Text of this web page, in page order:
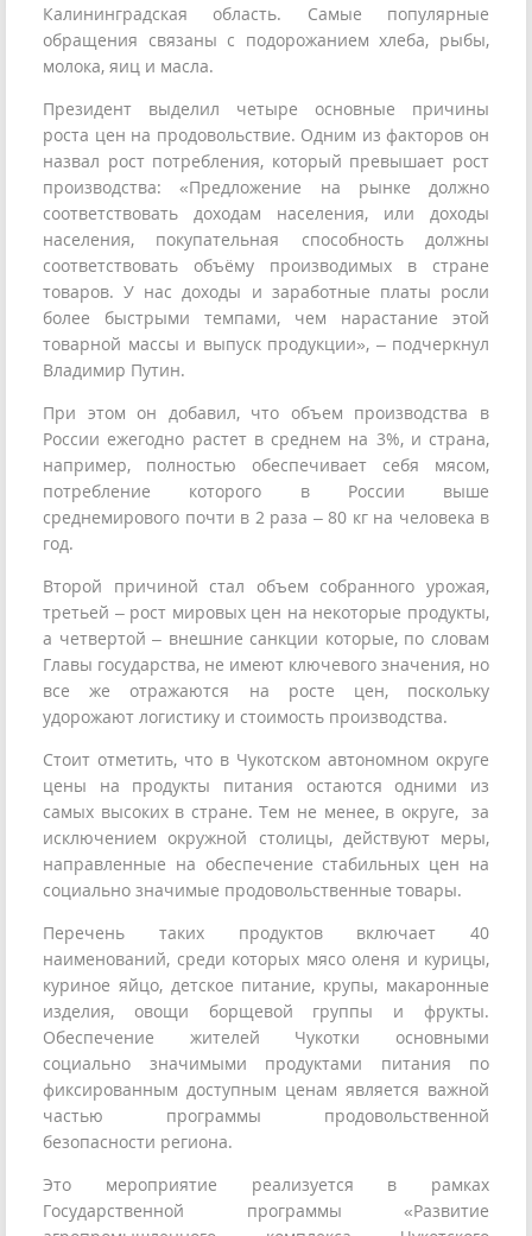
Калининградская область. Самые популярные
обращения связаны с подорожанием хлеба, рыбы,
молока, яиц и масла.
Президент выделил четыре основные причины
роста цен на продовольствие. Одним из факторов он
назвал рост потребления, который превышает рост
производства: «Предложение на рынке должно
соответствовать доходам населения, или доходы
населения, покупательная способность должны
соответствовать объёму производимых в стране
товаров. У нас доходы и заработные платы росли
более быстрыми темпами, чем нарастание этой
товарной массы и выпуск продукции», – подчеркнул
Владимир Путин.
При этом он добавил, что объем производства в
России ежегодно растет в среднем на 3%, и страна,
например, полностью обеспечивает себя мясом,
потребление которого в России выше
среднемирового почти в 2 раза – 80 кг на человека в
год.
Второй причиной стал объем собранного урожая,
третьей – рост мировых цен на некоторые продукты,
а четвертой – внешние санкции которые, по словам
Главы государства, не имеют ключевого значения, но
все же отражаются на росте цен, поскольку
удорожают логистику и стоимость производства.
Стоит отметить, что в Чукотском автономном округе
цены на продукты питания остаются одними из
самых высоких в стране. Тем не менее, в округе, за
исключением окружной столицы, действуют меры,
направленные на обеспечение стабильных цен на
социально значимые продовольственные товары.
Перечень таких продуктов включает 40
наименований, среди которых мясо оленя и курицы,
куриное яйцо, детское питание, крупы, макаронные
изделия, овощи борщевой группы и фрукты.
Обеспечение жителей Чукотки основными
социально значимыми продуктами питания по
фиксированным доступным ценам является важной
частью программы продовольственной
безопасности региона.
Это мероприятие реализуется в рамках
Государственной программы «Развитие